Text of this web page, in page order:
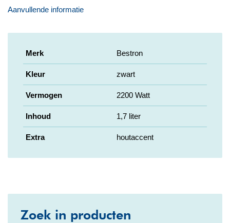
Aanvullende informatie
Merk Bestron
Kleur zwart
Vermogen 2200 Watt
Inhoud 1,7 liter
Extra houtaccent
Zoek in producten